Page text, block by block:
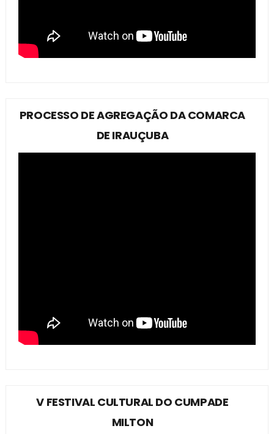
PROCESSO DE AGREGAÇÃO DA COMARCA
DE IRAUÇUBA
V FESTIVAL CULTURAL DO CUMPADE
MILTON